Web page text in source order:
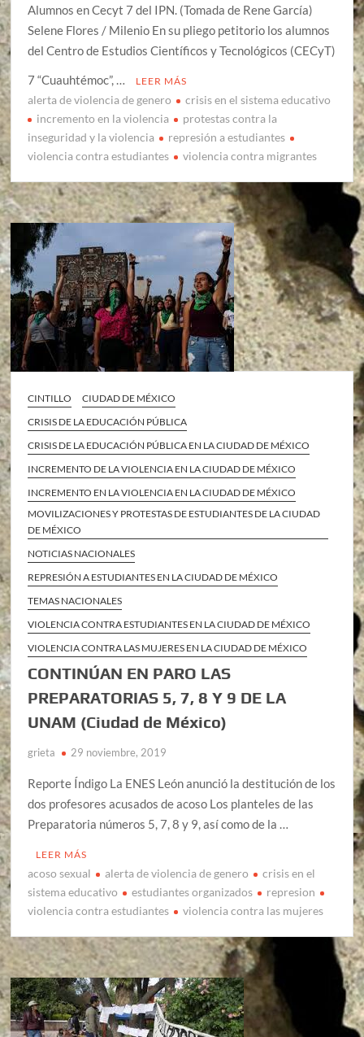
Alumnos en Cecyt 7 del IPN. (Tomada de Rene García)
Selene Flores / Milenio En su pliego petitorio los alumnos
del Centro de Estudios Científicos y Tecnológicos (CECyT)
7 “Cuauhtémoc”, …
LEER MÁS
alerta de violencia de genero
crisis en el sistema educativo
incremento en la violencia
protestas contra la
inseguridad y la violencia
represión a estudiantes
violencia contra estudiantes
violencia contra migrantes
CINTILLO
CIUDAD DE MÉXICO
CRISIS DE LA EDUCACIÓN PÚBLICA
CRISIS DE LA EDUCACIÓN PÚBLICA EN LA CIUDAD DE MÉXICO
INCREMENTO DE LA VIOLENCIA EN LA CIUDAD DE MÉXICO
INCREMENTO EN LA VIOLENCIA EN LA CIUDAD DE MÉXICO
MOVILIZACIONES Y PROTESTAS DE ESTUDIANTES DE LA CIUDAD
DE MÉXICO
NOTICIAS NACIONALES
REPRESIÓN A ESTUDIANTES EN LA CIUDAD DE MÉXICO
TEMAS NACIONALES
VIOLENCIA CONTRA ESTUDIANTES EN LA CIUDAD DE MÉXICO
VIOLENCIA CONTRA LAS MUJERES EN LA CIUDAD DE MÉXICO
CONTINÚAN EN PARO LAS
PREPARATORIAS 5, 7, 8 Y 9 DE LA
UNAM (Ciudad de México)
grieta 29 noviembre, 2019
Reporte Índigo La ENES León anunció la destitución de los
dos profesores acusados de acoso Los planteles de las
Preparatoria números 5, 7, 8 y 9, así como de la …
LEER MÁS
acoso sexual alerta de violencia de genero
crisis en el
sistema educativo
estudiantes organizados
represion
violencia contra estudiantes
violencia contra las mujeres